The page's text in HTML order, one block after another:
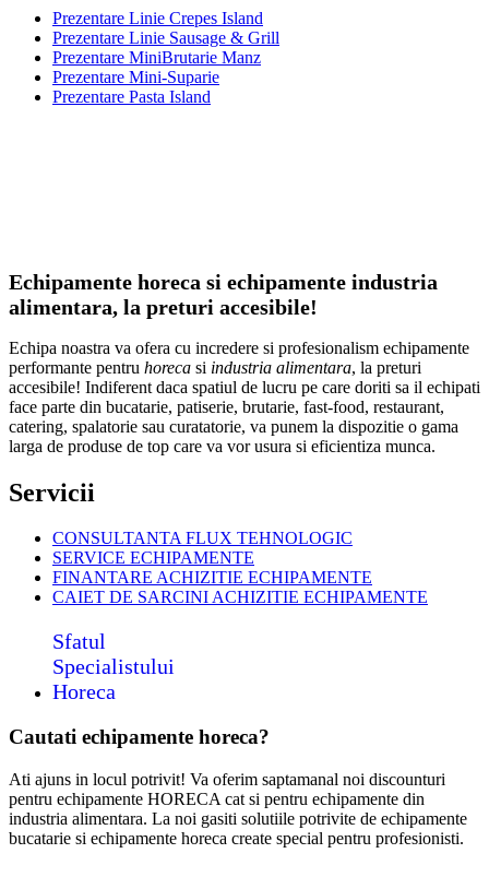
Prezentare Linie Crepes Island
Prezentare Linie Sausage & Grill
Prezentare MiniBrutarie Manz
Prezentare Mini-Suparie
Prezentare Pasta Island
Echipamente horeca si echipamente industria
alimentara, la preturi accesibile!
Echipa noastra va ofera cu incredere si profesionalism echipamente
performante pentru horeca si industria alimentara, la preturi
accesibile! Indiferent daca spatiul de lucru pe care doriti sa il echipati
face parte din bucatarie, patiserie, brutarie, fast-food, restaurant,
catering, spalatorie sau curatatorie, va punem la dispozitie o gama
larga de produse de top care va vor usura si eficientiza munca.
Servicii
CONSULTANTA FLUX TEHNOLOGIC
SERVICE ECHIPAMENTE
FINANTARE ACHIZITIE ECHIPAMENTE
CAIET DE SARCINI ACHIZITIE ECHIPAMENTE
Sfatul
Specialistului
Horeca
Cautati echipamente horeca?
Ati ajuns in locul potrivit! Va oferim saptamanal noi discounturi
pentru echipamente HORECA cat si pentru echipamente din
industria alimentara. La noi gasiti solutiile potrivite de echipamente
bucatarie si echipamente horeca create special pentru profesionisti.